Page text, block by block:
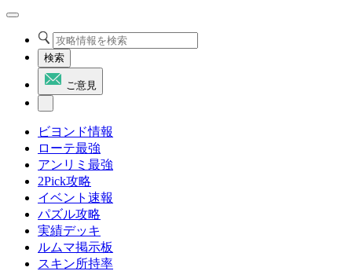
検索
ご意見
ビヨンド情報
ローテ最強
アンリミ最強
2Pick攻略
イベント速報
パズル攻略
実績デッキ
ルムマ掲示板
スキン所持率